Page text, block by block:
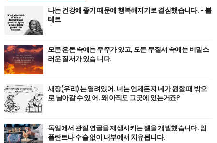
나는 건강에 좋기 때문에 행복해지기로 결심했습니다. - 볼
테르
모든 혼돈 속에는 우주가 있고, 모든 무질서 속에는 비밀스
러운 질서가 있습 니다.
새장(우리)는 열려있어. 너는 언제든지 네가 원할 때 밖으
로 날아갈 수 있 어. 왜 아직도 그곳에 있는거죠?
독일에서 관절 연골을 재생시키는 젤을 개발했습니다. 임
플란트나 수술 없이 내부에서 치유됩니다.